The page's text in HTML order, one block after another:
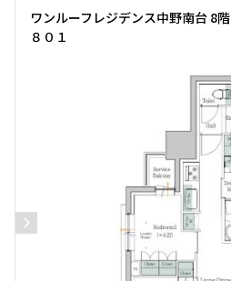
ワンルーフレジデンス中野南台 8階
８０１